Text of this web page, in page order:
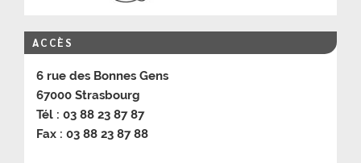
ACCÈS
6 rue des Bonnes Gens
67000 Strasbourg
Tél : 03 88 23 87 87
Fax : 03 88 23 87 88